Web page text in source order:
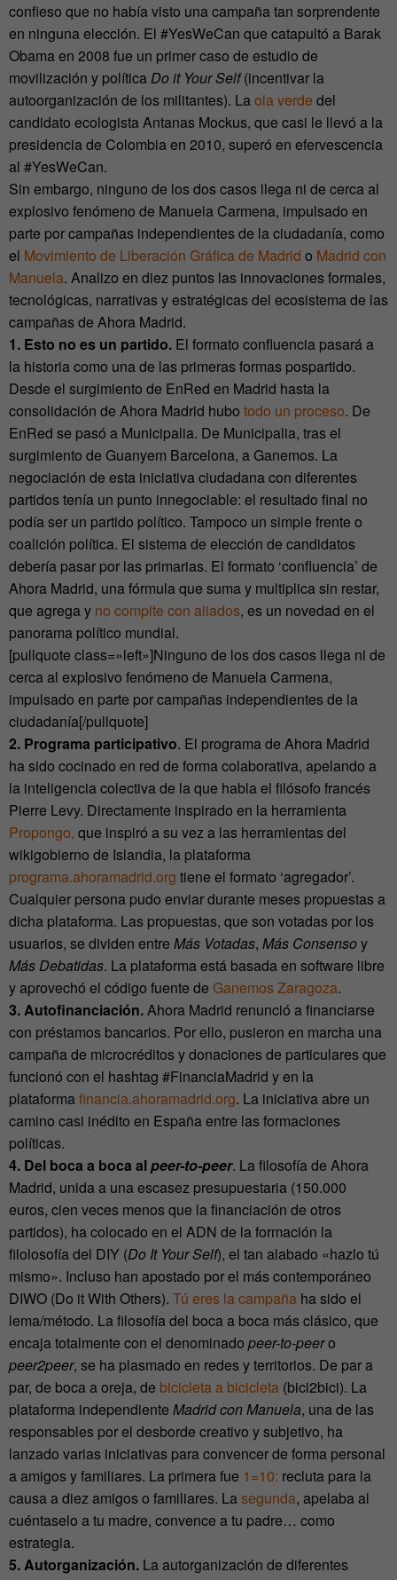
confieso que no había visto una campaña tan sorprendente
en ninguna elección. El #YesWeCan que catapultó a Barak
Obama en 2008 fue un primer caso de estudio de
movilización y políticaDo it Your Self(incentivar la
autoorganización de los militantes). Laola verde del
candidato ecologista Antanas Mockus, que casi le llevó a la
presidencia de Colombia en 2010, superó en efervescencia
al #YesWeCan.
Sin embargo, ninguno de los dos casos llega ni de cerca al
explosivo fenómeno de Manuela Carmena, impulsado en
parte por campañas independientes de la ciudadanía, como
el Movimiento de Liberación Gráfica de Madrid o Madrid con
Manuela. Analizo en diez puntos las innovaciones formales,
tecnológicas, narrativas y estratégicas del ecosistema de las
campañas de Ahora Madrid.
1. Esto no es un partido. El formato confluencia pasará a
la historia como una de las primeras formas pospartido.
Desde el surgimiento de EnRed en Madrid hasta la
consolidación de Ahora Madrid hubo todo un proceso. De
EnRed se pasó a Municipalia. De Municipalia, tras el
surgimiento de Guanyem Barcelona, a Ganemos. La
negociación de esta iniciativa ciudadana con diferentes
partidos tenía un punto innegociable: el resultado final no
podía ser un partido político. Tampoco un simple frente o
coalición política. El sistema de elección de candidatos
debería pasar por las primarias. El formato ‘confluencia’ de
Ahora Madrid, una fórmula que suma y multiplica sin restar,
que agrega y no compite con aliados, es un novedad en el
panorama político mundial.
[pullquote class=»left»]Ninguno de los dos casos llega ni de
cerca al explosivo fenómeno de Manuela Carmena,
impulsado en parte por campañas independientes de la
ciudadanía[/pullquote]
2. Programa participativo. El programa de Ahora Madrid
ha sido cocinado en red de forma colaborativa, apelando a
la inteligencia colectiva de la que habla el filósofo francés
Pierre Levy. Directamente inspirado en la herramienta
Propongo, que inspiró a su vez a las herramientas del
wikigobierno de Islandia, la plataforma
programa.ahoramadrid.org tiene el formato ‘agregador’.
Cualquier persona pudo enviar durante meses propuestas a
dicha plataforma. Las propuestas, que son votadas por los
usuarios, se dividen entre Más Votadas, Más Consensoy
Más Debatidas. La plataforma está basada en software libre
y aprovechó el código fuente de Ganemos Zaragoza.
3. Autofinanciación.Ahora Madrid renunció a financiarse
con préstamos bancarios. Por ello, pusieron en marcha una
campaña de microcréditos y donaciones de particulares que
funcionó con el hashtag #FinanciaMadrid y en la
plataformafinancia.ahoramadrid.org. La iniciativa abre un
camino casi inédito en España entre las formaciones
políticas.
4. Del boca a boca alpeer-to-peer. La filosofía de Ahora
Madrid, unida a una escasez presupuestaria (150.000
euros, cien veces menos que la financiación de otros
partidos), ha colocado en el ADN de la formación la
filolosofía del DIY (Do It Your Self), el tan alabado «hazlo tú
mismo». Incluso han apostado por el más contemporáneo
DIWO (Do it With Others). Tú eres la campaña ha sido el
lema/método. La filosofía del boca a boca más clásico, que
encaja totalmente con el denominado peer-to-peero
peer2peer, se ha plasmado en redes y territorios. De par a
par, de boca a oreja, de bicicleta a bicicleta (bici2bici). La
plataforma independiente Madrid con Manuela, una de las
responsables por el desborde creativo y subjetivo, ha
lanzado varias iniciativas para convencer de forma personal
a amigos y familiares. La primera fue 1=10: recluta para la
causa a diez amigos o familiares. Lasegunda, apelaba al
cuéntaselo a tu madre, convence a tu padre… como
estrategia.
5. Autorganización. La autorganización de diferentes